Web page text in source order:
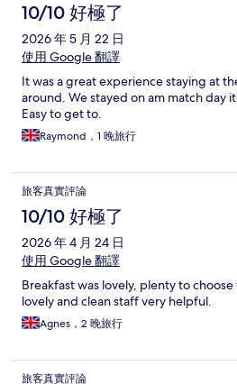
10/10 好極了
2026 年 5 月 22 日
使用 Google 翻譯
It was a great experience staying at
around. We stayed on am match day
Easy to get to.
Raymond，1 晚旅行
旅客真實評論
10/10 好極了
2026 年 4 月 24 日
使用 Google 翻譯
Breakfast was lovely, plenty to
lovely and clean staff very helpful.
Agnes，2 晚旅行
旅客真實評論